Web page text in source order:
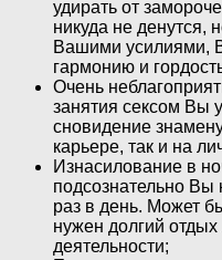
удирать от
никуда не денутся,
Вашими усилиями,
гармонию и
Очень
занятия сексом Вы
сновидение
карьере, так и на
Изнасилование в
подсознательно Вы
раз в день. Может
нужен долгий
деятельности;